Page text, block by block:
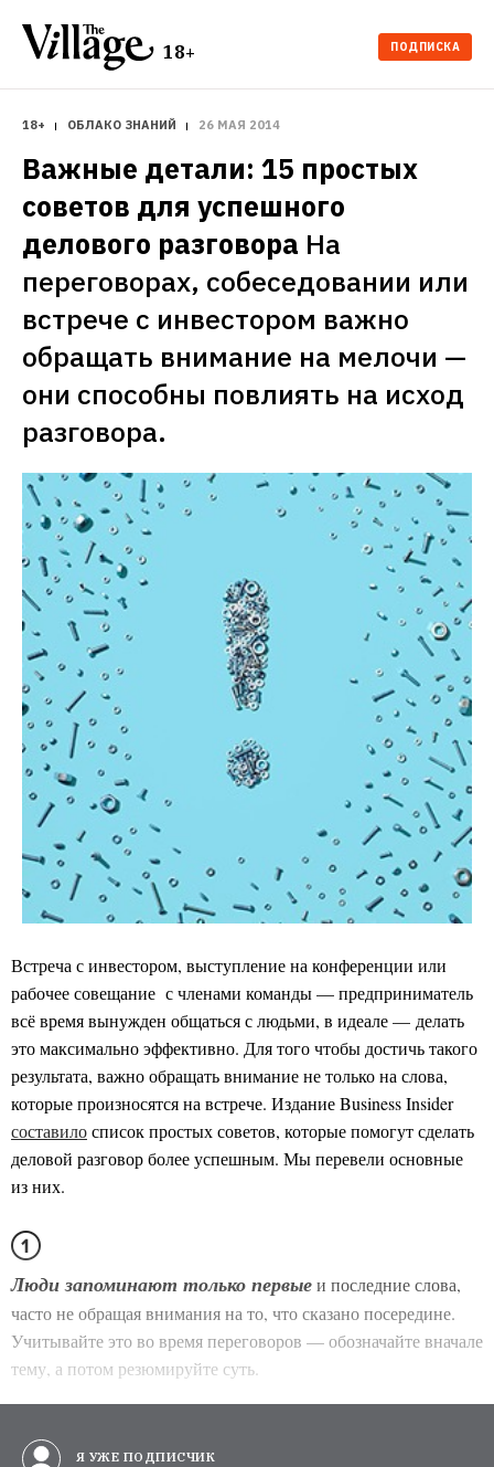
18+ ПОДПИСКА
18+ ОБЛАКО ЗНАНИЙ 26 МАЯ 2014
Важные детали: 15 простых
советов для успешного
делового разговора На
переговорах, собеседовании или
встрече с инвестором важно
обращать внимание на мелочи —
они способны повлиять на исход
разговора.
Встреча с инвестором, выступление на конференции или
рабочее совещание с членами команды — предприниматель
всё время вынужден общаться с людьми, в идеале — делать
это максимально эффективно. Для того чтобы достичь такого
результата, важно обращать внимание не только на слова,
которые произносятся на встрече. Издание Business Insider
составилосписок простых советов, которые помогут сделать
деловой разговор более успешным. Мы перевели основные
из них.
Люди запоминают только первые и последние слова,
часто не обращая внимания на то, что сказано посередине.
Учитывайте это во время переговоров — обозначайте вначале
тему, а потом резюмируйте суть.
Я УЖЕ ПОДПИСЧИК